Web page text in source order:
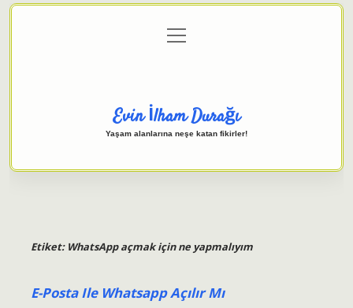
Gizlilik Politikası
menüyü
aç
Evin İlham Durağı
Yaşam alanlarına neşe katan fikirler!
Etiket: WhatsApp açmak için ne yapmalıyım
E-Posta Ile Whatsapp Açılır Mı